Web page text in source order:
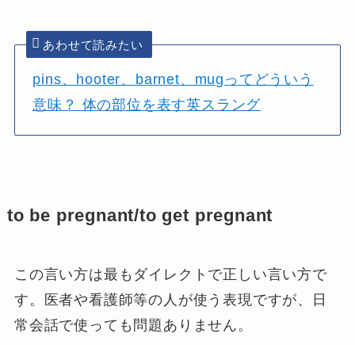
あわせて読みたい
pins、hooter、barnet、mugってどういう
意味？ 体の部位を表す英スラング
to be pregnant/to get pregnant
この言い方は最もダイレクトで正しい言い方で
す。医者や看護師等の人が使う表現ですが、日
常会話で使っても問題ありません。